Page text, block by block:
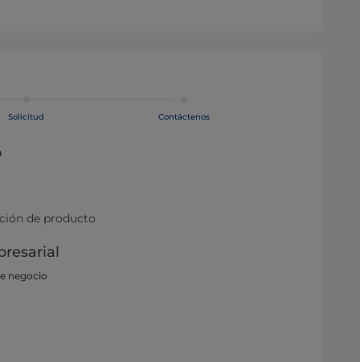
Solicitud Contáctenos
de producto
negocio